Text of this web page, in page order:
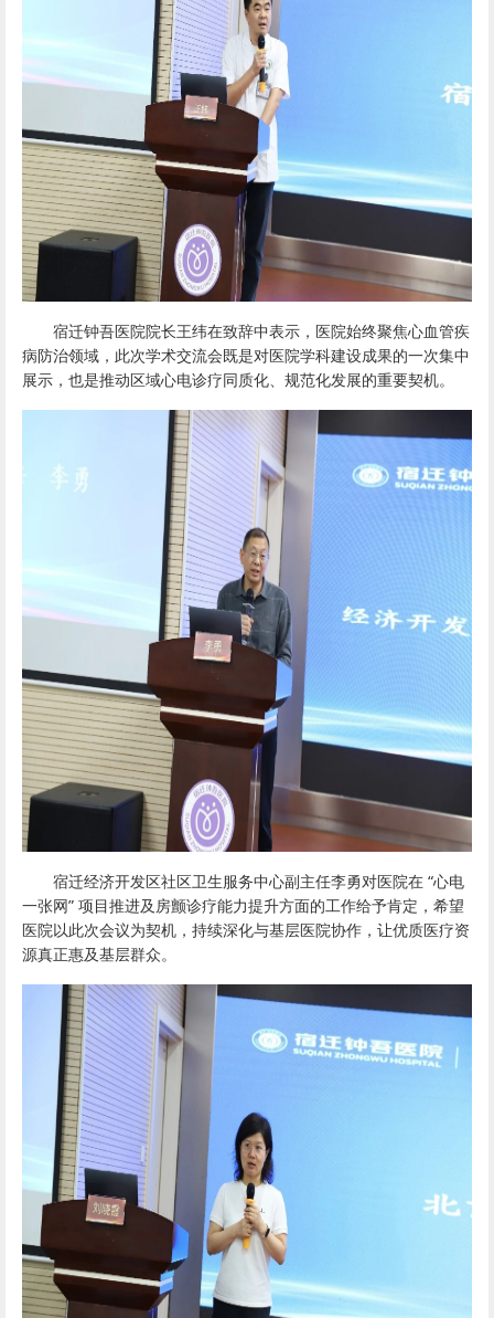
宿迁钟吾医院院长王纬在致辞中表示，医院始终聚焦心血管疾
病防治领域，此次学术交流会既是对医院学科建设成果的一次集中
展示，也是推动区域心电诊疗同质化、规范化发展的重要契机。
宿迁经济开发区社区卫生服务中心副主任李勇对医院在 “心电
一张网” 项目推进及房颤诊疗能力提升方面的工作给予肯定，希望
医院以此次会议为契机，持续深化与基层医院协作，让优质医疗资
源真正惠及基层群众。